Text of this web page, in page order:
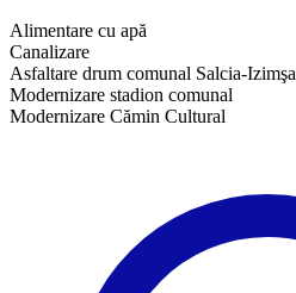
Alimentare cu apă
Canalizare
Asfaltare drum comunal Salcia-Izimşa
Modernizare stadion comunal
Modernizare Cămin Cultural